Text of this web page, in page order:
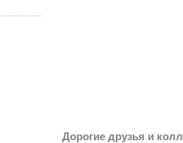
Дорогие друзья и